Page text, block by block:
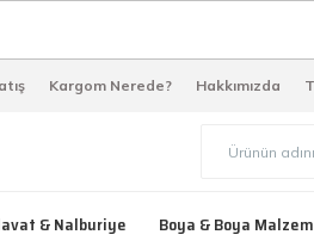
Kargom Nerede? Hakkımızda
& Nalburiye Boya & Boya